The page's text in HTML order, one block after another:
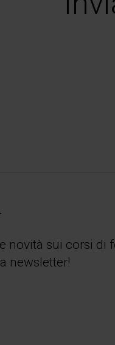
novità sui corsi di
newsletter!